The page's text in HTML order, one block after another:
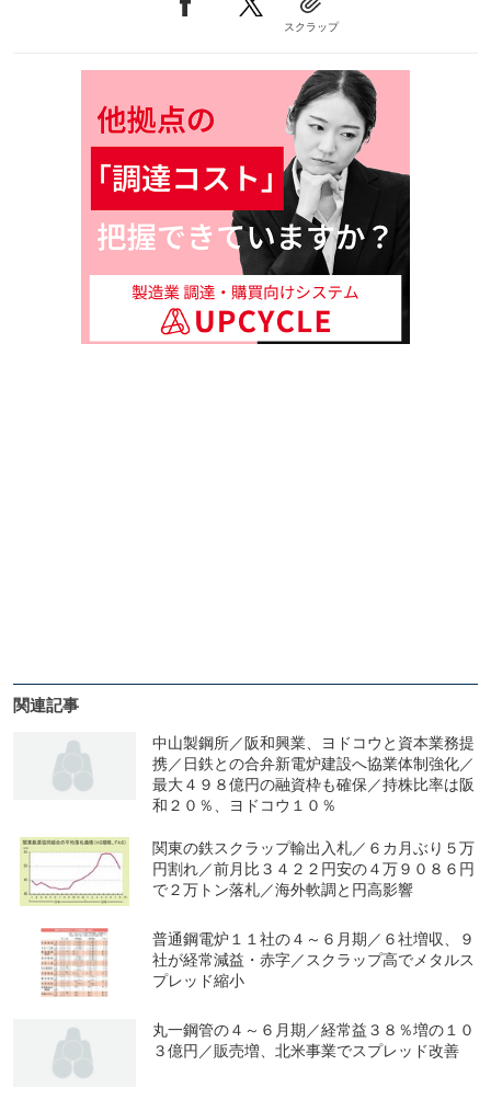
スクラップ
関連記事
中山製鋼所／阪和興業、ヨドコウと資本業務提
携／日鉄との合弁新電炉建設へ協業体制強化／
最大４９８億円の融資枠も確保／持株比率は阪
和２０％、ヨドコウ１０％
関東の鉄スクラップ輸出入札／６カ月ぶり５万
円割れ／前月比３４２２円安の４万９０８６円
で２万トン落札／海外軟調と円高影響
普通鋼電炉１１社の４～６月期／６社増収、９
社が経常減益・赤字／スクラップ高でメタルス
プレッド縮小
丸一鋼管の４～６月期／経常益３８％増の１０
３億円／販売増、北米事業でスプレッド改善